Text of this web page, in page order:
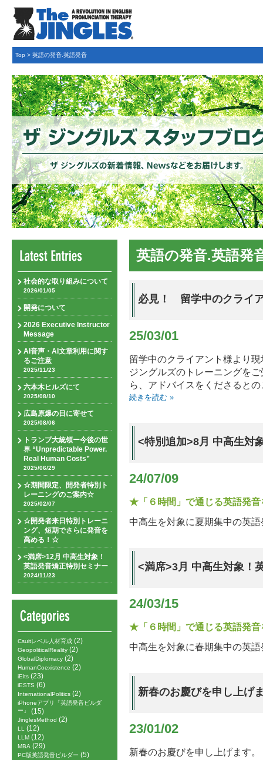
Top > 英語の発音.英語発音
社会的な取り組みについて
2026/01/05
開発について
2026 Executive Instructor
Message
AI音声・AI文章利用に関す
るご注意
2025/11/23
六本木ヒルズにて
2025/08/10
広島原爆の日に寄せて
2025/08/06
トランプ大統領ー今後の世
界 “Unpredictable Power.
Real Human Costs”
2025/06/29
☆期間限定、開発者特別ト
レーニングのご案内☆
2025/02/07
☆開発者来日特別トレーニ
ング、短期でさらに発音を
高める！☆
<満席>12月 中高生対象！
英語発音矯正特別セミナー
2024/11/23
Csuitレベル人材育成 (2)
GeopoliticalReality (2)
GlobalDiplomacy (2)
HumanCoexistence (2)
iElts (23)
iESTS (6)
InternationalPolitics (2)
iPhoneアプリ「英語発音ビルダ
ー」 (15)
JinglesMethod (2)
LL (12)
LLM (12)
MBA (29)
PC版英語発音ビルダー (5)
英語の発音.英語発
必見！ 留学中のクライ
25/03/01
留学中のクライアント様より
ジングルズのトレーニングを
ら、アドバイスをくださると
続きを読む »
<特別追加>8月 中高生対
24/07/09
★「６時間」で通じる英語発
中高生を対象に夏期集中の英
<満席>3月 中高生対象！
24/03/15
★「６時間」で通じる英語発
中高生を対象に春期集中の英
新春のお慶びを申し上げ
23/01/02
新春のお慶びを申し上げます。